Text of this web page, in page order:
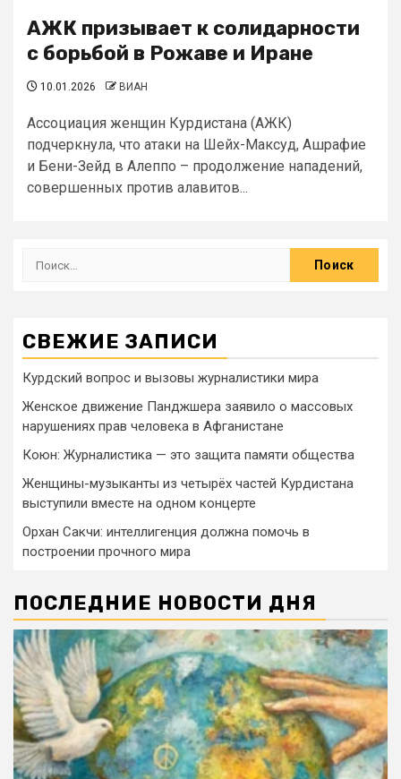
АЖК призывает к солидарности
с борьбой в Рожаве и Иране
10.01.2026 ВИАН
Ассоциация женщин Курдистана (АЖК)
подчеркнула, что атаки на Шейх-Максуд, Ашрафие
и Бени-Зейд в Алеппо – продолжение нападений,
совершенных против алавитов...
СВЕЖИЕ ЗАПИСИ
Курдский вопрос и вызовы журналистики мира
Женское движение Панджшера заявило о массовых
нарушениях прав человека в Афганистане
Коюн: Журналистика — это защита памяти общества
Женщины-музыканты из четырёх частей Курдистана
выступили вместе на одном концерте
Орхан Сакчи: интеллигенция должна помочь в
построении прочного мира
ПОСЛЕДНИЕ НОВОСТИ ДНЯ